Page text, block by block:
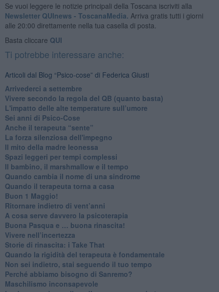
Se vuoi leggere le notizie principali della Toscana iscriviti alla
Newsletter QUInews - ToscanaMedia. Arriva gratis tutti i giorni
alle 20:00 direttamente nella tua casella di posta.
Basta cliccare QUI
Ti potrebbe interessare anche:
Articoli dal Blog “Psico-cose” di Federica Giusti
​Arrivederci a settembre
​Vivere secondo la regola del QB (quanto basta)
​L'impatto delle alte temperature sull’umore
Sei anni di Psico-Cose
​Anche il terapeuta “sente”
​La forza silenziosa dell'impegno
​Il mito della madre leonessa
Spazi leggeri per tempi complessi
Il bambino, il marshmallow e il tempo
​Quando cambia il nome di una sindrome
​Quando il terapeuta torna a casa
​Buon 1 Maggio!
Ritornare indietro di vent’anni
​A cosa serve davvero la psicoterapia
​Buona Pasqua e … buona rinascita!
​Vivere nell’incertezza
​Storie di rinascita: i Take That
​Quando la rigidità del terapeuta è fondamentale
​Non sei indietro, stai seguendo il tuo tempo
​Perché abbiamo bisogno di Sanremo?
​Maschilismo inconsapevole